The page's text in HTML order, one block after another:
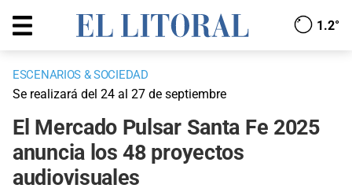
1.2°
ESCENARIOS & SOCIEDAD
Se realizará del 24 al 27 de septiembre
El Mercado Pulsar Santa Fe 2025
anuncia los 48 proyectos
audiovisuales